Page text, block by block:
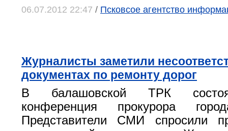
06.07.2012 22:47 / Псковсое агентство
Журналисты заметили
документах по ремонту дорог
В балашовской ТРК
конференция прокурора
Представители СМИ спросили